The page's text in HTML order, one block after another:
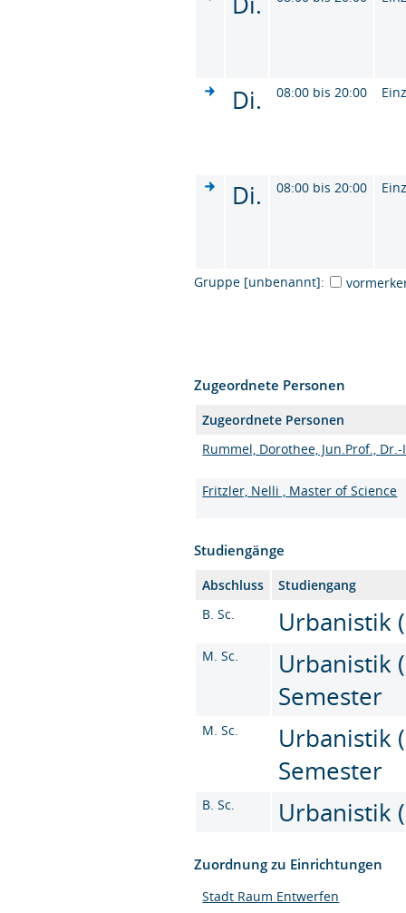
Di. 08:00 bis 20:00
Di. 08:00 bis 20:00
Gruppe [unbenannt]:
Zugeordnete Personen
Zugeordnete Personen
Rummel, Dorothee, Jun.Prof.,
Fritzler, Nelli , Master of Science
Studiengänge
Abschluss
Studiengang
B. Sc.
Urbanistik
M. Sc.
Urbanistik
Semester
M. Sc.
Urbanistik
Semester
B. Sc. Urbanistik
Zuordnung zu Einrichtungen
Stadt Raum Entwerfen